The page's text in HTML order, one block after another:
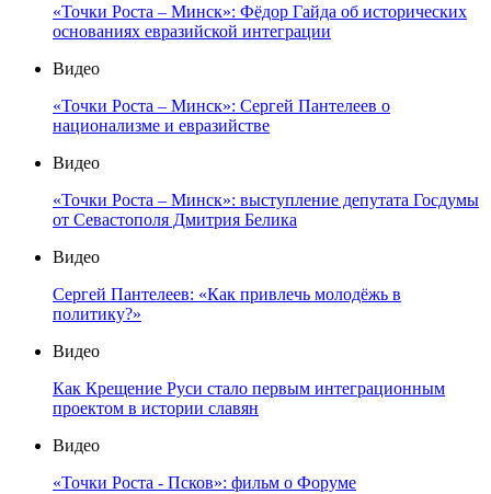
«Точки Роста – Минск»: Фёдор Гайда об исторических
основаниях евразийской интеграции
Видео
«Точки Роста – Минск»: Сергей Пантелеев о
национализме и евразийстве
Видео
«Точки Роста – Минск»: выступление депутата Госдумы
от Севастополя Дмитрия Белика
Видео
Сергей Пантелеев: «Как привлечь молодёжь в
политику?»
Видео
Как Крещение Руси стало первым интеграционным
проектом в истории славян
Видео
«Точки Роста - Псков»: фильм о Форуме